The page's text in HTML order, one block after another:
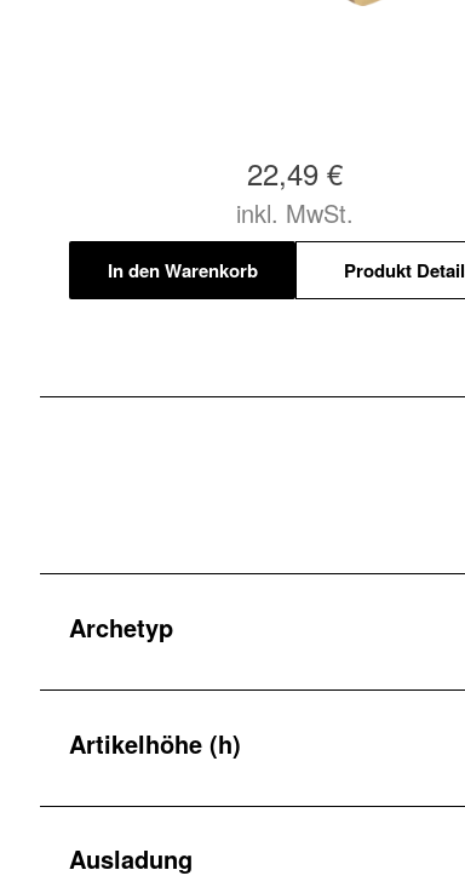
22,49 €
inkl. MwSt.
In den Warenkorb Produkt
Archetyp
Artikelhöhe (h)
Ausladung